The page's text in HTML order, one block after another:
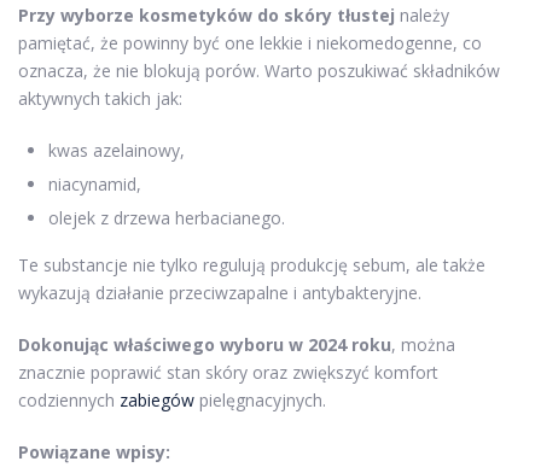
Przy wyborze kosmetyków do skóry tłustej należy
pamiętać, że powinny być one lekkie i niekomedogenne, co
oznacza, że nie blokują porów. Warto poszukiwać składników
aktywnych takich jak:
kwas azelainowy,
niacynamid,
olejek z drzewa herbacianego.
Te substancje nie tylko regulują produkcję sebum, ale także
wykazują działanie przeciwzapalne i antybakteryjne.
Dokonując właściwego wyboru w 2024 roku, można
znacznie poprawić stan skóry oraz zwiększyć komfort
codziennych zabiegów pielęgnacyjnych.
Powiązane wpisy: